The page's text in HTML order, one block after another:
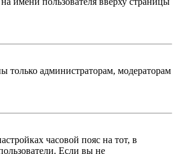
только администраторам, модераторам
часовой пояс на тот, в
Если вы не